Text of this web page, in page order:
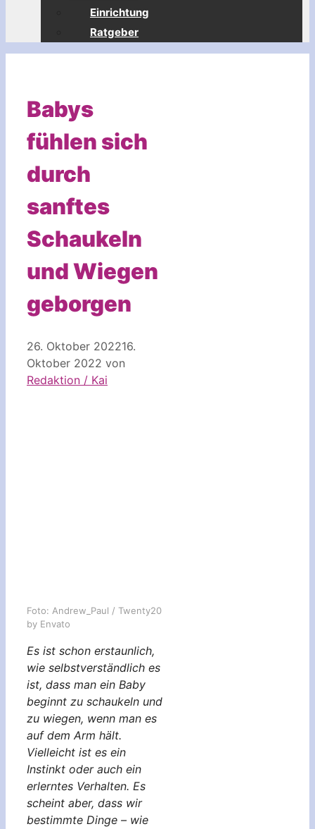
Einrichtung
Ratgeber
Babys
fühlen sich
durch
sanftes
Schaukeln
und Wiegen
geborgen
26. Oktober 202216.
Oktober 2022 von
Redaktion / Kai
Foto: Andrew_Paul / Twenty20
by Envato
Es ist schon erstaunlich,
wie selbstverständlich es
ist, dass man ein Baby
beginnt zu schaukeln und
zu wiegen, wenn man es
auf dem Arm hält.
Vielleicht ist es ein
Instinkt oder auch ein
erlerntes Verhalten. Es
scheint aber, dass wir
bestimmte Dinge – wie